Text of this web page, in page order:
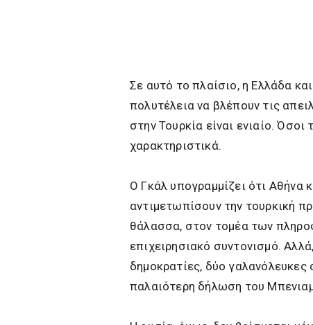
Σε αυτό το πλαίσιο, η Ελλάδα
πολυτέλεια να βλέπουν τις
στην Τουρκία είναι ενιαίο.
χαρακτηριστικά.
Ο Γκάλ υπογραμμίζει ότι Αθήνα
αντιμετωπίσουν την τουρκική
θάλασσα, στον τομέα των
επιχειρησιακό συντονισμό.
δημοκρατίες, δύο γαλανόλευκες
παλαιότερη δήλωση του